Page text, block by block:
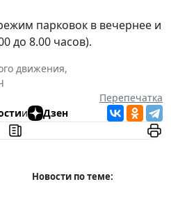
парковок в вечернее и
до 8.00 часов).
движения,
Перепечатка
и Дзен
Новости по теме: